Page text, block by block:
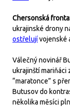
Chersonská
ukrajinské drony
ostřelujívojenské
Válečný novinář
ukrajinští mariňáci
“maratonce” s
Butusov do
několika měsíci